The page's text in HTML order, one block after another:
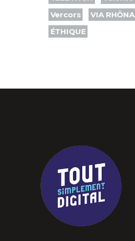
Vercors
VIA RHÔNA
ÉTHIQUE